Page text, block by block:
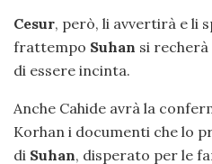
Cesur, però, li avvertirà e li
frattempo Suhan si
di essere incinta.
Anche Cahide avrà la
Korhan i documenti che lo
di Suhan, disperato per le